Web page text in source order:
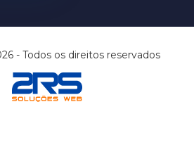
- Todos os direitos reservados